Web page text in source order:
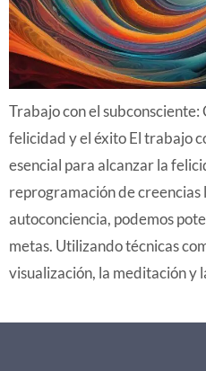
Trabajo con el subconsciente:
felicidad y el éxito El trabajo
esencial para alcanzar la
reprogramación de creencias
autoconciencia, podemos
metas. Utilizando técnicas
visualización, la meditación y